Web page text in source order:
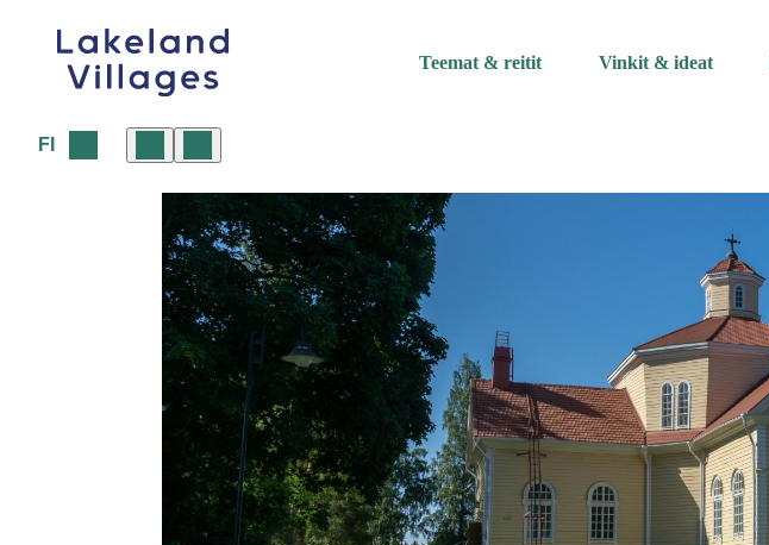
Teemat & reitit
Vinkit & ideat
FI